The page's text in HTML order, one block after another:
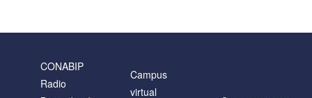
CONABIP
Radio
Campus
virtual